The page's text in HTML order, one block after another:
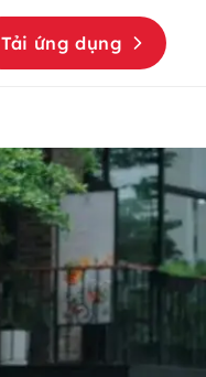
Tải ứng dụng